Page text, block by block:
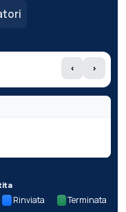
‹ ›
Rinviata Terminata